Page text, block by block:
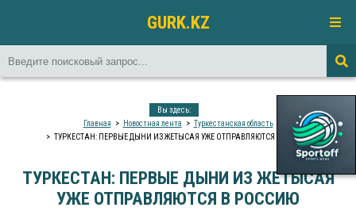
GURK.KZ
Вы здесь:
Главная
Новостная лента
Туркестанская область
ТУРКЕСТАН: ПЕРВЫЕ ДЫНИ ИЗ ЖЕТЫСАЯ УЖЕ ОТПРАВЛЯЮТСЯ В РОССИЮ
ТУРКЕСТАН: ПЕРВЫЕ ДЫНИ ИЗ ЖЕТЫСАЯ
УЖЕ ОТПРАВЛЯЮТСЯ В РОССИЮ